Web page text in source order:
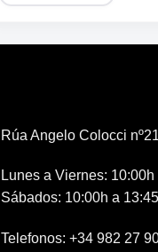
Rúa Angelo Colocci
Lunes a Viernes:
Sábados: 10:00h a
Telefonos: +34 982 27